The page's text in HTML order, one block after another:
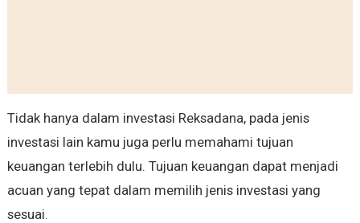
Tidak hanya dalam investasi Reksadana, pada jenis
investasi lain kamu juga perlu memahami tujuan
keuangan terlebih dulu. Tujuan keuangan dapat menjadi
acuan yang tepat dalam memilih jenis investasi yang
sesuai.